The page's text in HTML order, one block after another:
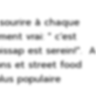
à chaque
vrai: " c'est
est serein!". A
et street food
populaire